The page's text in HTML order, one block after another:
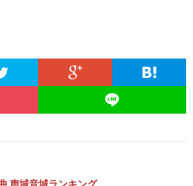
声域音域ランキング